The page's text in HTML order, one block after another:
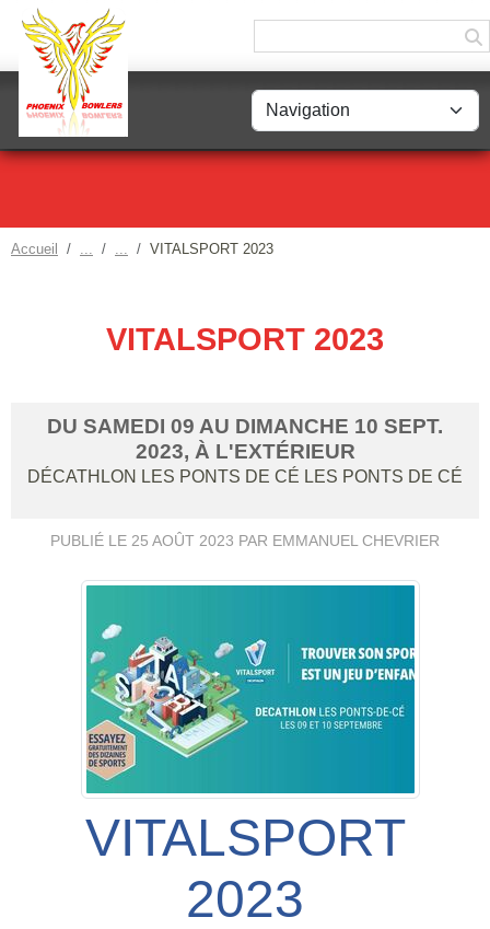
Accueil VITALSPORT 2023
VITALSPORT 2023
DU SAMEDI 09 AU DIMANCHE 10 SEPT.
2023, À L'EXTÉRIEUR
DÉCATHLON LES PONTS DE CÉ LES PONTS DE CÉ
PUBLIÉ LE 25 AOÛT 2023 PAR EMMANUEL CHEVRIER
VITALSPORT
2023
Panneau de gestion des cookies